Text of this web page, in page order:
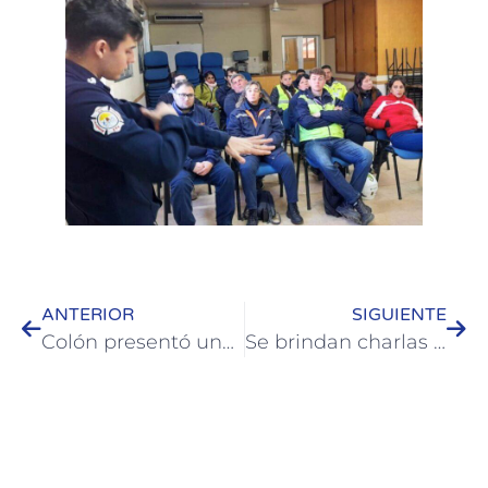
ANTERIOR
Colón presentó una nutrida agenda de promociones para las Vacaciones de Invierno
SIGUIENTE
Se brindan charlas sobre violencia de género al personal municipal masculino de Colón